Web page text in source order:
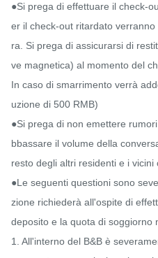
●Si prega di effettuare il check-
er il check-out ritardato
ra. Si prega di assicurarsi di
ve magnetica) al momento del
In caso di smarrimento verrà
uzione di 500 RMB)
●Si prega di non emettere
bbassare il volume della
resto degli altri residenti e i vicini
●Le seguenti questioni sono
zione richiederà all'ospite di
deposito e la quota di soggiorno
1. All'interno del B&B è